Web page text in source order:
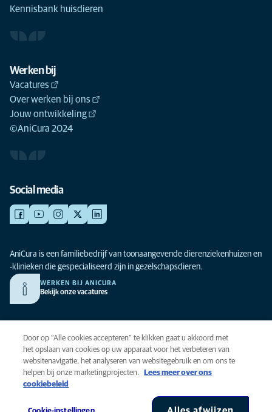
Kennisbank huisdieren
Werken bij
Vacatures
Over werken bij ons
Jouw ontwikkeling
©AniCura 2024
Social media
AniCura is een familiebedrijf van toonaangevende dierenziekenhuizen en
-klinieken die gespecialiseerd zijn in gezelschapsdieren.
WERKEN BIJ ANICURA
Bekijk onze vacatures
Privacy
Algemene voorwaarden
Cookies
Toegankelijkheid
AniCura is onderdeel van Mars, Inc © 2026
Door op “Alle cookies accepteren” te klikken gaat u akkoord met
het opslaan van cookies op uw apparaat voor het verbeteren van
websitenavigatie, het analyseren van websitegebruik en om ons te
helpen bij onze marketingprojecten.
Lees meer over ons
cookiebeleid